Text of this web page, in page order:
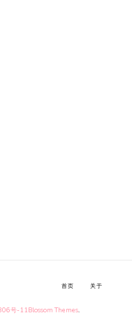
号-11Blossom Themes.
首页 关于